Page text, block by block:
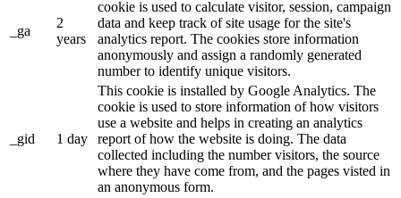
_ga
2
years
cookie is used to calculate visitor, session, campaign
data and keep track of site usage for the site's
analytics report. The cookies store information
anonymously and assign a randomly generated
number to identify unique visitors.
_gid 1 day
This cookie is installed by Google Analytics. The
cookie is used to store information of how visitors
use a website and helps in creating an analytics
report of how the website is doing. The data
collected including the number visitors, the source
where they have come from, and the pages visted in
an anonymous form.